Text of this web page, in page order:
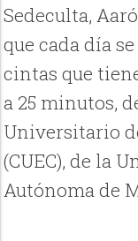
Sedeculta,
que cada día
cintas que
a 25 minutos,
Universitario
(CUEC), de la
Autónoma de